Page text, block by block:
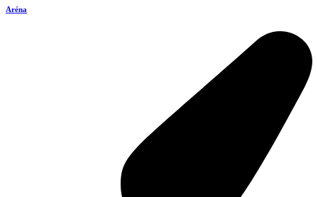
Aréna